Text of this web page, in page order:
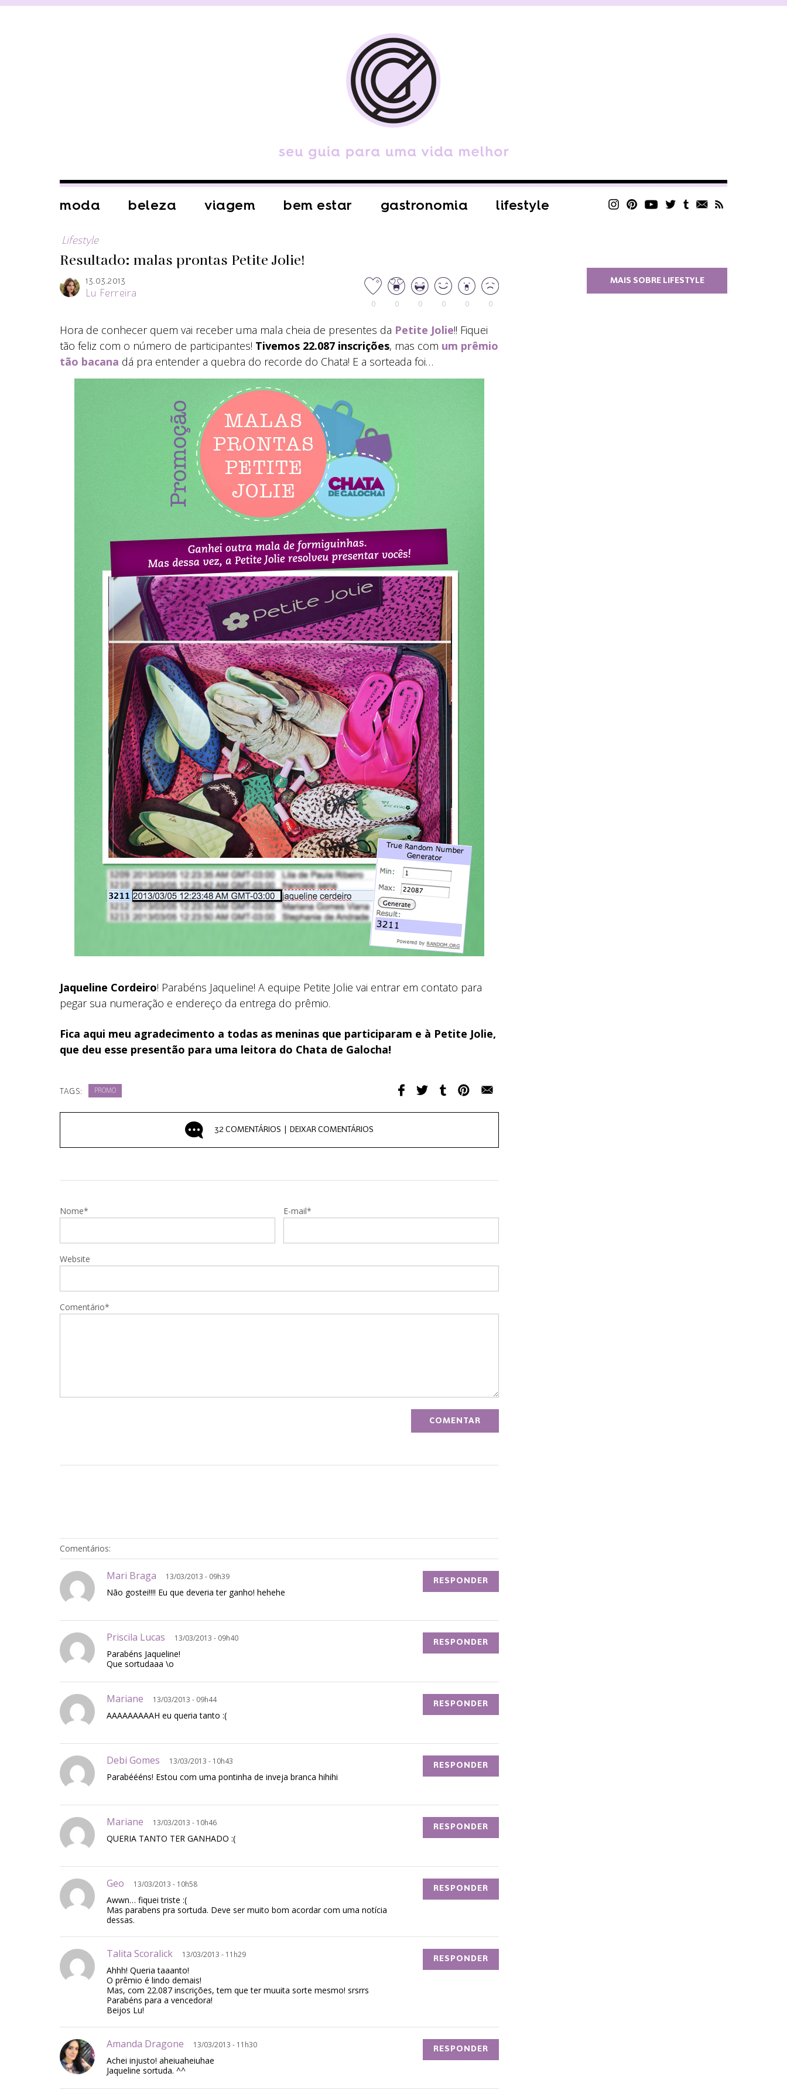
moda beleza viagem bem estar gastronomia lifestyle
Lifestyle
Resultado: malas prontas Petite Jolie!
13.03.2013
Lu Ferreira
0 0 0 0 0 0
Hora de conhecer quem vai receber uma mala cheia de presentes da Petite Jolie!! Fiquei
tão feliz com o número de participantes! Tivemos 22.087 inscrições, mas com um prêmio
tão bacana dá pra entender a quebra do recorde do Chata! E a sorteada foi…
Jaqueline Cordeiro! Parabéns Jaqueline! A equipe Petite Jolie vai entrar em contato para
pegar sua numeração e endereço da entrega do prêmio.
Fica aqui meu agradecimento a todas as meninas que participaram e à Petite Jolie,
que deu esse presentão para uma leitora do Chata de Galocha!
TAGS: PROMO
32 COMENTÁRIOS | DEIXAR COMENTÁRIOS
Nome* E-mail*
Website
Comentário*
Comentários:
Mari Braga 13/03/2013 - 09h39
Não gostei!!!! Eu que deveria ter ganho! hehehe
RESPONDER
Priscila Lucas 13/03/2013 - 09h40
Parabéns Jaqueline!
Que sortudaaa \o
RESPONDER
Mariane 13/03/2013 - 09h44
AAAAAAAAAH eu queria tanto :(
RESPONDER
Debi Gomes 13/03/2013 - 10h43
Parabéééns! Estou com uma pontinha de inveja branca hihihi
RESPONDER
Mariane 13/03/2013 - 10h46
QUERIA TANTO TER GANHADO :(
RESPONDER
Geo 13/03/2013 - 10h58
Awwn… fiquei triste :(
Mas parabens pra sortuda. Deve ser muito bom acordar com uma notícia
dessas.
RESPONDER
Talita Scoralick 13/03/2013 - 11h29
Ahhh! Queria taaanto!
O prêmio é lindo demais!
Mas, com 22.087 inscrições, tem que ter muuita sorte mesmo! srsrrs
Parabéns para a vencedora!
Beijos Lu!
RESPONDER
Amanda Dragone 13/03/2013 - 11h30
Achei injusto! aheiuaheiuhae
Jaqueline sortuda. ^^
RESPONDER
MAIS SOBRE LIFESTYLE